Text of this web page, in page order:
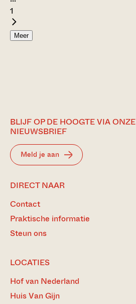
1
Meer
BLIJF OP DE HOOGTE VIA ONZE
NIEUWSBRIEF
Meld je aan
DIRECT NAAR
Contact
Praktische informatie
Steun ons
LOCATIES
Hof van Nederland
Huis Van Gijn